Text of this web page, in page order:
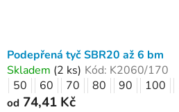
Podepřená tyč SBR20 až 6 bm
Skladem (2 ks) Kód: K2060/170
50
60 70 80 90 100
od 74,41 Kč